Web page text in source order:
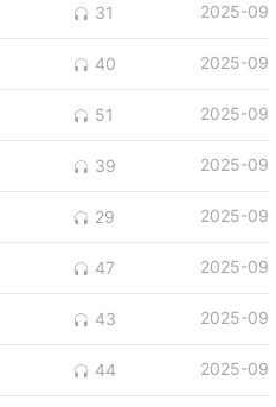
31 2025-09
40 2025-09
51 2025-09
39 2025-09
29 2025-09
47 2025-09
43 2025-09
44 2025-09